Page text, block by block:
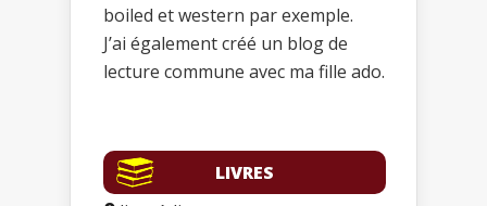
boiled et western par exemple.
J’ai également créé un blog de
lecture commune avec ma fille ado.
LIVRES